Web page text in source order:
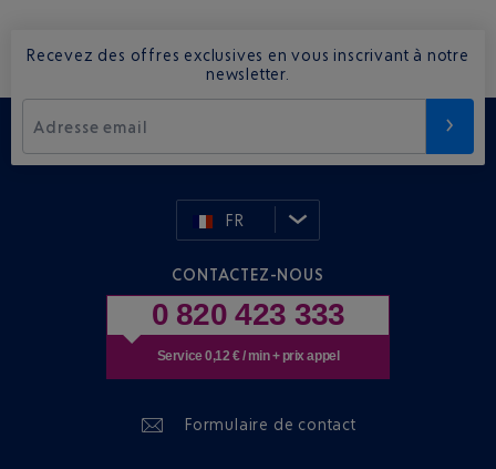
Recevez des offres exclusives en vous inscrivant à notre
newsletter.
Adresse email
FR
CONTACTEZ-NOUS
0 820 423 333
Service 0,12 € / min + prix appel
Formulaire de contact